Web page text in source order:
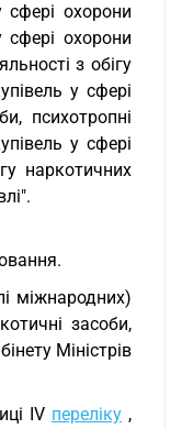
сфері охорони
сфері охорони
з обігу
у сфері
психотропні
у сфері
наркотичних
міжнародних)
засоби,
Міністрів
IV переліку ,